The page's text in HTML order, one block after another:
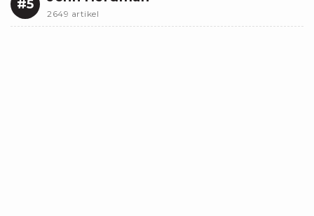
#5
2649 artikel